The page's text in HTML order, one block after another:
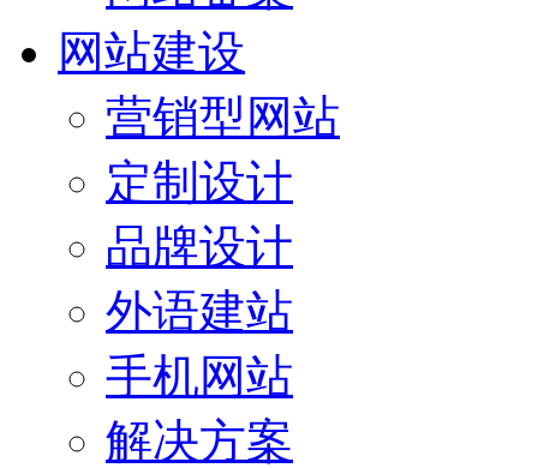
网站建设
营销型网站
定制设计
品牌设计
外语建站
手机网站
解决方案